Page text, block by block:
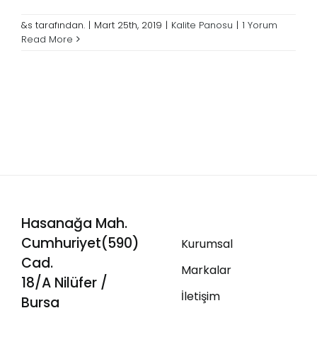
&s tarafından. | Mart 25th, 2019 | Kalite Panosu | 1 Yorum
Read More
Hasanağa Mah.
Cumhuriyet(590)
Cad.
18/A Nilüfer /
Bursa
Kurumsal
Markalar
İletişim